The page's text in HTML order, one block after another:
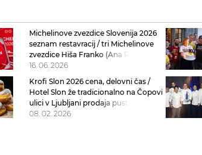
Michelinove zvezdice Slovenija 2026
seznam restavracij / tri Michelinove
zvezdice Hiša Franko (Ana Roš), dve
Michelinovi zvezdici Milka, osem pa z
eno, saj je nova Galerija okusov
16. 06. 2026
Krofi Slon 2026 cena, delovni čas /
Hotel Slon že tradicionalno na Čopovi
ulici v Ljubljani prodaja pustne
slonove krofe
08. 02. 2026